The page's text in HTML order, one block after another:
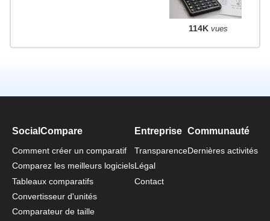
114K vues
SocialCompare
Comment créer un comparatif
Comparez les meilleurs logiciels
Tableaux comparatifs
Convertisseur d'unités
Comparateur de taille
Entreprise
Transparence
Légal
Contact
Communauté
Dernières activités